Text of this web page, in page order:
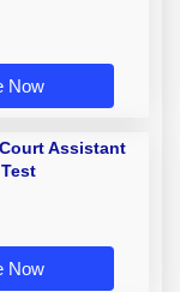
Now
Assistant
Now